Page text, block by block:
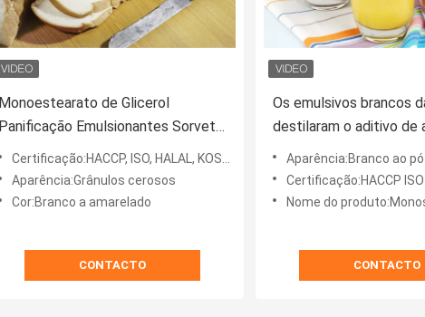
Monoestearato de Glicerol
Panificação Emulsionantes Sorvete
Ingredientes GMS4008 Grânulos
Certificação:HACCP, ISO, HALAL, KOSHER
Aparência:Grânulos cerosos
Cor:Branco a amarelado
CONTACTO
Os emulsivos brancos
destilaram o aditivo de
GMS dos
efeito de formação de
Aparência:Branco ao pó
Certificação:HACCP ISO
Nome do
CONTACTO